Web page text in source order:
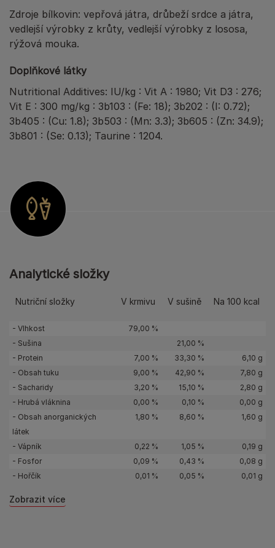
Zdroje bílkovin: vepřová játra, drůbeží srdce a játra,
vedlejší výrobky z krůty, vedlejší výrobky z lososa,
rýžová mouka.
Doplňkové látky
Nutritional Additives: IU/kg : Vit A : 1980; Vit D3 : 276;
Vit E : 300 mg/kg : 3b103 : (Fe: 18); 3b202 : (I: 0.72);
3b405 : (Cu: 1.8); 3b503 : (Mn: 3.3); 3b605 : (Zn: 34.9);
3b801 : (Se: 0.13); Taurine : 1204.
Analytické složky
Nutriční složky V krmivu V sušině Na 100 kcal
- Vlhkost
79,00 %
- Sušina
21,00 %
- Protein
7,00 % 33,30 %
6,10 g
- Obsah tuku
9,00 % 42,90 %
7,80 g
- Sacharidy
3,20 % 15,10 %
2,80 g
- Hrubá vláknina
0,00 % 0,10 %
0,00 g
- Obsah anorganických
látek
1,80 % 8,60 % 1,60 g
- Vápník 0,22 % 1,05 %
0,19 g
- Fosfor
0,09 % 0,43 %
0,08 g
- Hořčík
0,01 % 0,05 % 0,01 g
Zobrazit více